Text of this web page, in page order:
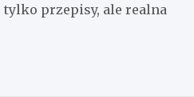
przepisy, ale realna